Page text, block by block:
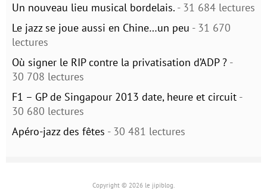
Un nouveau lieu musical bordelais. - 31 684 lectures
Le jazz se joue aussi en Chine…un peu - 31 670
lectures
Où signer le RIP contre la privatisation d’ADP ? -
30 708 lectures
F1 – GP de Singapour 2013 date, heure et circuit -
30 680 lectures
Apéro-jazz des fêtes - 30 481 lectures
Copyright © 2026 le jipiblog.